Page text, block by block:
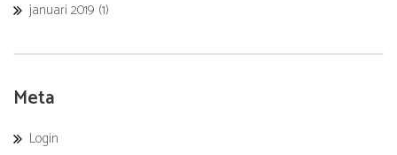
januari 2019 (1)
Meta
Login